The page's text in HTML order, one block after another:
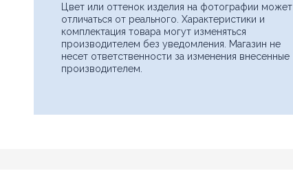
Цвет или оттенок изделия на фотографии может
отличаться от реального. Характеристики и
комплектация товара могут изменяться
производителем без уведомления. Магазин не
несет ответственности за изменения внесенные
производителем.